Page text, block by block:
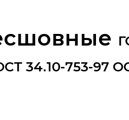
34.10-753-97